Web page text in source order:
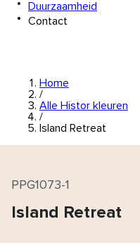
Duurzaamheid
Contact
Home
/
Alle Histor kleuren
/
Island Retreat
PPG1073-1
Island Retreat